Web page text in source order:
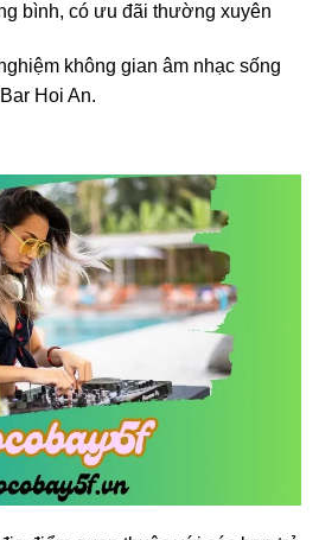
bình, có ưu đãi thường xuyên
không gian âm nhạc sống
Hoi An.